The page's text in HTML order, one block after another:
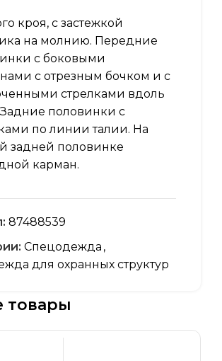
кроя, с застежкой
на молнию. Передние
с боковыми
с отрезным бочком и с
стрелками вдоль
половинки с
по линии талии. На
задней половинке
карман.
87488539
Спецодежда ,
для охранных структур
товары